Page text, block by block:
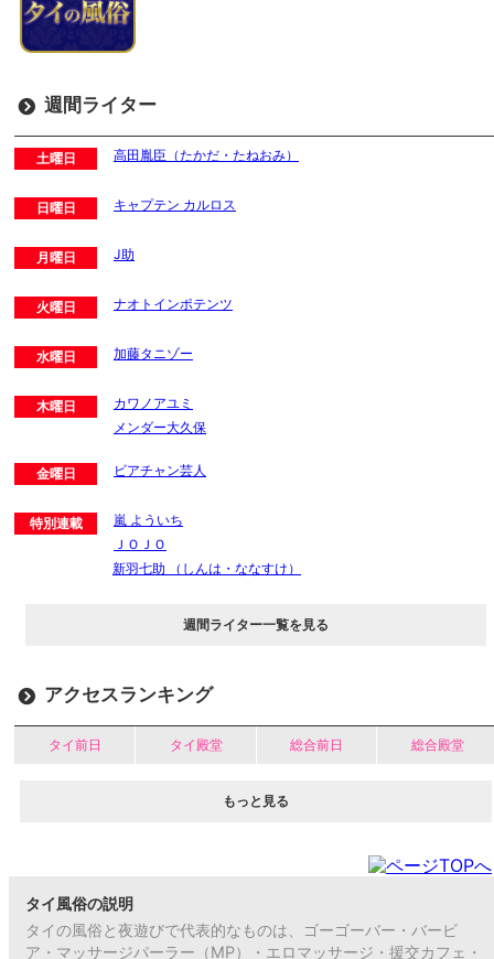
週間ライター
土曜日 高田胤臣（たかだ・たねおみ）
日曜日 キャプテン カルロス
月曜日 J助
火曜日 ナオトインポテンツ
水曜日 加藤タニゾー
木曜日
カワノアユミ
メンダー大久保
金曜日 ビアチャン芸人
特別連載
嵐 よういち
ＪＯＪＯ
新羽七助 （しんは・ななすけ）
週間ライター一覧を見る
アクセスランキング
タイ前日 タイ殿堂 総合前日 総合殿堂
もっと見る
タイ風俗の説明
タイの風俗と夜遊びで代表的なものは、ゴーゴーバー・バービ
ア・マッサージパーラー（MP）・エロマッサージ・援交カフェ・